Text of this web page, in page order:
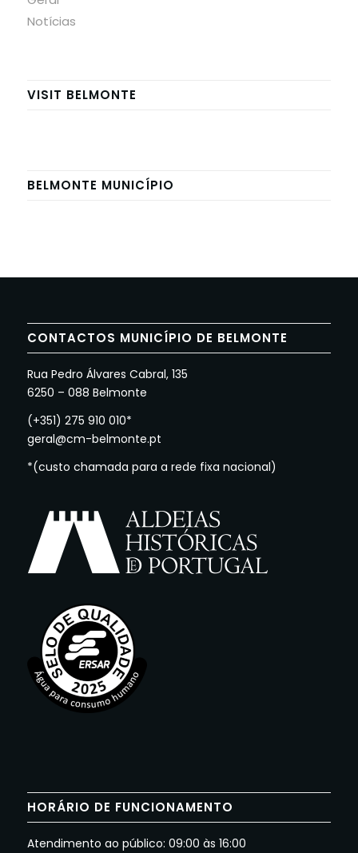
Notícias
VISIT BELMONTE
BELMONTE MUNICÍPIO
CONTACTOS MUNICÍPIO DE BELMONTE
Rua Pedro Álvares Cabral, 135
6250 – 088 Belmonte
(+351) 275 910 010*
geral@cm-belmonte.pt
*(custo chamada para a rede fixa nacional)
HORÁRIO DE FUNCIONAMENTO
Atendimento ao público: 09:00 às 16:00